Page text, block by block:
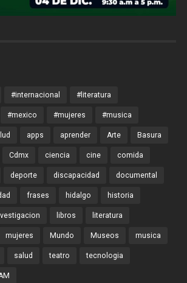
#internacional #literatura
#mexico #mujeres #musica
apps aprender Arte Basura
Cdmx ciencia cine comida
deporte discapacidad documental
frases hidalgo historia
libros literatura
mujeres Mundo Museos musica
salud teatro tecnologia